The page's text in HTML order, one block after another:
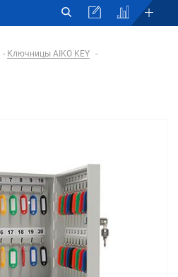
Ключницы AIKO KEY